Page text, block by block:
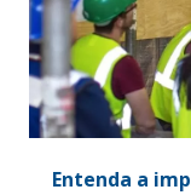
Entenda a